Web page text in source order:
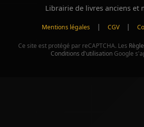
Librairie de livres anciens et
Mentions légales | CGV |
Ce site est protégé par reCAPTCHA. Les
Conditions d'utilisationGoogle